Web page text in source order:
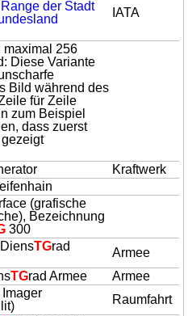
der Stadt
IATA
maximal 256
Diese Variante
Bild während des
für Zeile
zum Beispiel
dass zuerst
Kraftwerk
(grafische
Bezeichnung
300
TGrad
Armee
TGrad Armee
Armee
Raumfahrt